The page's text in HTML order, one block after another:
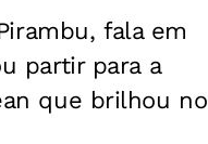
fala em
partir para a
que brilhou no